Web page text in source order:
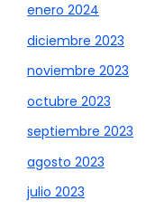
enero 2024
diciembre 2023
noviembre 2023
octubre 2023
septiembre 2023
agosto 2023
julio 2023